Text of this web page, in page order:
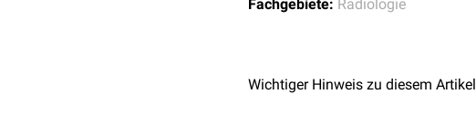
Fachgebiete: Radiologie
Wichtiger Hinweis zu diesem Artikel